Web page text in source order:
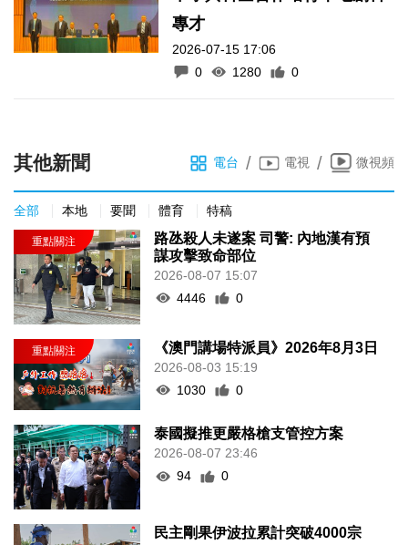
專才
2026-07-15 17:06
0
1280 0
其他新聞 電台 / 電視 / 微視頻
全部 本地 要聞 體育 特稿
路氹殺人未遂案 司警: 內地漢有預
謀攻擊致命部位
2026-08-07 15:07
4446
0
《澳門講場特派員》2026年8月3日
2026-08-03 15:19
1030
0
泰國擬推更嚴格槍支管控方案
2026-08-07 23:46
94
0
民主剛果伊波拉累計突破4000宗